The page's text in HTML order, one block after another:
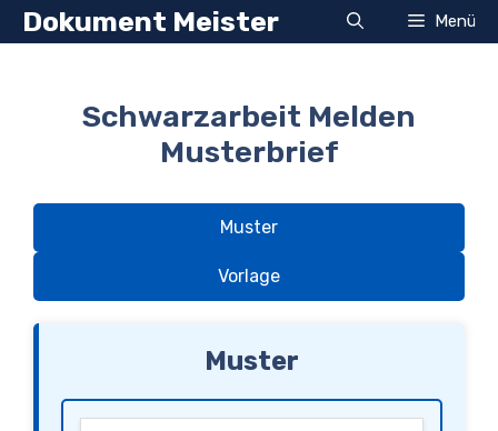
Zum
InhaltDokument Meister Menü
Schwarzarbeit Melden
Musterbrief
Muster
Vorlage
Muster